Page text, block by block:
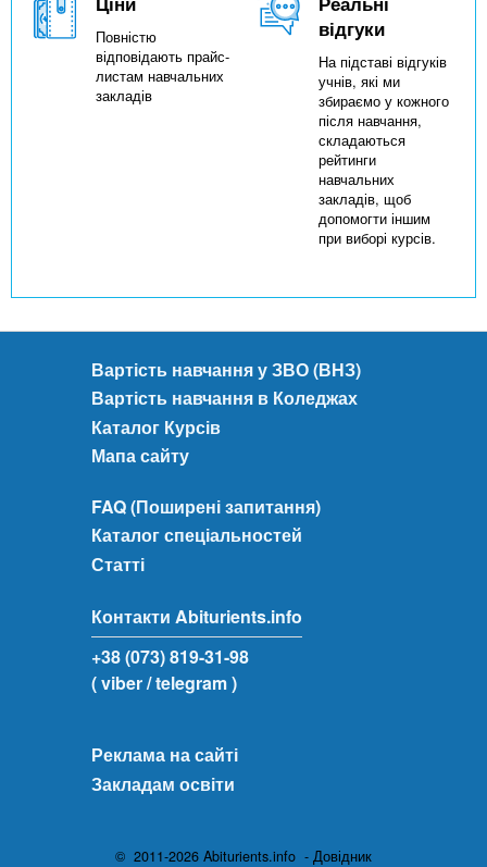
Повністю
відповідають прайс-
листам навчальних
закладів
відгуки
На підставі відгуків
учнів, які ми
збираємо у кожного
після навчання,
складаються
рейтинги
навчальних
закладів, щоб
допомогти іншим
при виборі курсів.
Вартість навчання у ЗВО (ВНЗ)
Вартість навчання в Коледжах
Каталог Курсів
Мапа сайту
FAQ (Поширені запитання)
Каталог спеціальностей
Статті
Контакти Abiturients.info
+38 (073) 819-31-98
( viber/ telegram )
Реклама на сайті
Закладам освіти
© 2011-2026 Abiturients.info - Довідник